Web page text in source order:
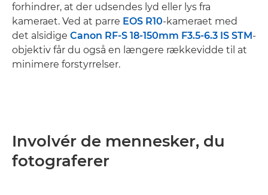
forhindrer, at der udsendes lyd eller lys fra
kameraet. Ved at parre EOS R10-kameraet med
det alsidige Canon RF-S 18-150mm F3.5-6.3 IS STM-
objektiv får du også en længere rækkevidde til at
minimere forstyrrelser.
Involvér de mennesker, du
fotograferer